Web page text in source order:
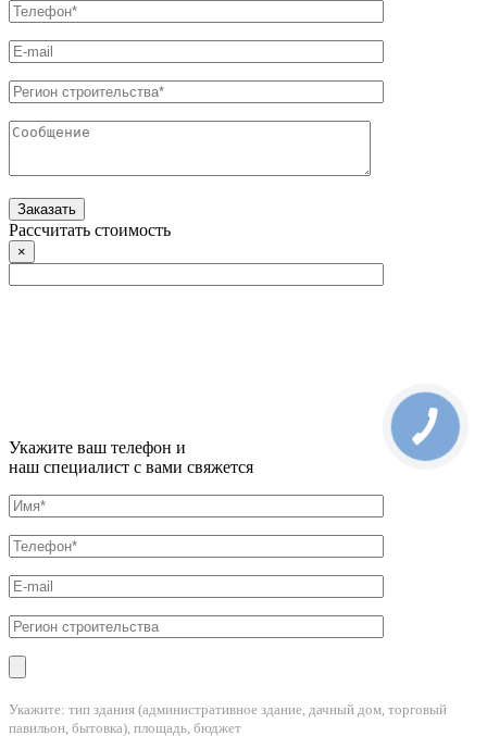
Рассчитать стоимость
×
Укажите ваш телефон и
наш специалист с вами свяжется
Укажите: тип здания (административное здание, дачный дом, торговый
павильон, бытовка), площадь, бюджет